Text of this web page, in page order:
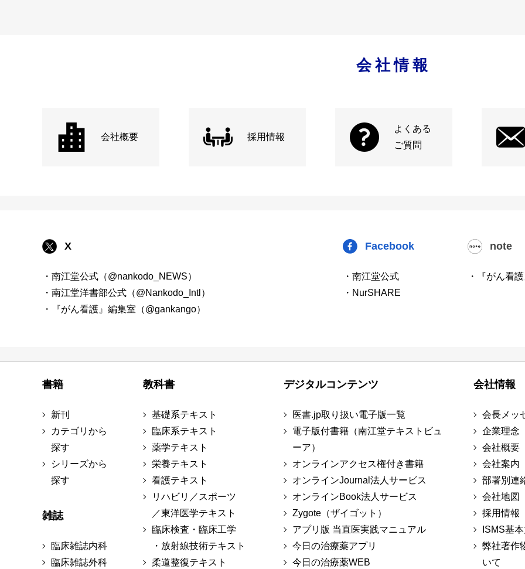
会社情報
会社概要 採用情報
よくある
ご質問
X
・南江堂公式（@nankodo_NEWS）
・南江堂洋書部公式（@Nankodo_Intl）
・『がん看護』編集室（@gankango）
Facebook
・南江堂公式
・NurSHARE
note
・『がん看
書籍
新刊
カテゴリから
探す
シリーズから
探す
雑誌
臨床雑誌内科
臨床雑誌外科
教科書
基礎系テキスト
臨床系テキスト
薬学テキスト
栄養テキスト
看護テキスト
リハビリ／スポーツ
／東洋医学テキスト
臨床検査・臨床工学
・放射線技術テキスト
柔道整復テキスト
デジタルコンテンツ
医書.jp取り扱い電子版一覧
電子版付書籍（南江堂テキストビュ
ーア）
オンラインアクセス権付き書籍
オンラインJournal法人サービス
オンラインBook法人サービス
Zygote（ザイゴット）
アプリ版 当直医実践マニュアル
今日の治療薬アプリ
今日の治療薬WEB
会社情報
会長メッ
企業理念
会社概要
会社案内
部署別連
会社地図
採用情報
ISMS基
弊社著作
いて